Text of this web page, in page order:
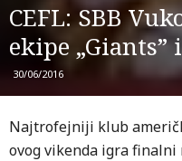
CEFL: SBB
ekipe „Giants”
30/06/2016
Najtrofejniji klub
ovog vikenda igra finalni